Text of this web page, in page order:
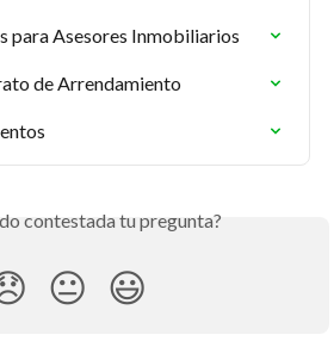
para Asesores Inmobiliarios
de Arrendamiento
contestada tu pregunta?
😐 😃